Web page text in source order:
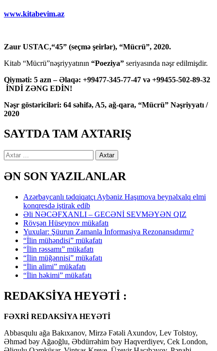
www.kitabevim.az
Zaur USTAC,“45” (seçmə şeirlər), “Mücrü”, 2020.
Kitab “Mücrü”nəşriyyatının “Poeziya” seriyasında nəşr edilmişdir.
Qiyməti: 5 azn – Əlaqə: +99477-345-77-47 və +99455-502-89-32
İNDİ ZƏNG EDİN!
Nəşr göstəriciləri: 64 səhifə, A5, ağ-qara, “Mücrü” Nəşriyyatı /
2020
SAYTDA TAM AXTARIŞ
Axtarış:
ƏN SON YAZILANLAR
Azərbaycanlı tədqiqatçı Aybəniz Haşımova beynəlxalq elmi
konqresdə iştirak edib
Əli NƏCƏFXANLI – GECƏNİ SEVMƏYƏN QIZ
Rövşən Hüseynov mükafatı
Yuxular: Şüurun Zamanla İnformasiya Rezonansıdırmı?
“İlin mühəndisi” mükafatı
“İlin rəssamı” mükafatı
“İlin müğənnisi” mükafatı
“İlin alimi” mükafatı
“İlin həkimi” mükafatı
REDAKSİYA HEYƏTİ :
FƏXRİ REDAKSİYA HEYƏTİ
Abbasqulu ağa Bakıxanov, Mirzə Fətəli Axundov, Lev Tolstoy,
Əhməd bəy Ağaoğlu, Əbdürrəhim bəy Haqverdiyev, Cek London,